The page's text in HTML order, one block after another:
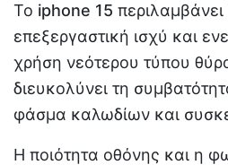
Το iphone 15 περιλαμβάνει
επεξεργαστική ισχύ και
χρήση νεότερου τύπου
διευκολύνει τη
φάσμα καλωδίων και
Η ποιότητα οθόνης και η